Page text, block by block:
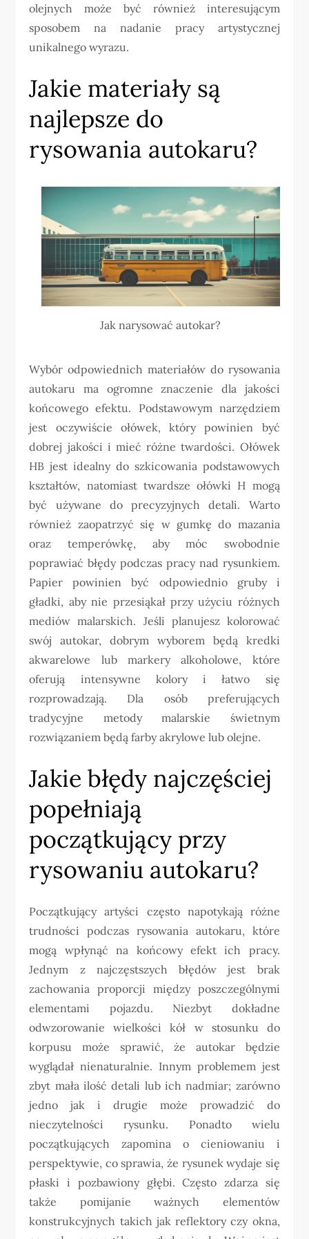
olejnych może być również interesującym
sposobem na nadanie pracy artystycznej
unikalnego wyrazu.
Jakie materiały są
najlepsze do
rysowania autokaru?
Jak narysować autokar?
Wybór odpowiednich materiałów do rysowania
autokaru ma ogromne znaczenie dla jakości
końcowego efektu. Podstawowym narzędziem
jest oczywiście ołówek, który powinien być
dobrej jakości i mieć różne twardości. Ołówek
HB jest idealny do szkicowania podstawowych
kształtów, natomiast twardsze ołówki H mogą
być używane do precyzyjnych detali. Warto
również zaopatrzyć się w gumkę do mazania
oraz temperówkę, aby móc swobodnie
poprawiać błędy podczas pracy nad rysunkiem.
Papier powinien być odpowiednio gruby i
gładki, aby nie przesiąkał przy użyciu różnych
mediów malarskich. Jeśli planujesz kolorować
swój autokar, dobrym wyborem będą kredki
akwarelowe lub markery alkoholowe, które
oferują intensywne kolory i łatwo się
rozprowadzają. Dla osób preferujących
tradycyjne metody malarskie świetnym
rozwiązaniem będą farby akrylowe lub olejne.
Jakie błędy najczęściej
popełniają
początkujący przy
rysowaniu autokaru?
Początkujący artyści często napotykają różne
trudności podczas rysowania autokaru, które
mogą wpłynąć na końcowy efekt ich pracy.
Jednym z najczęstszych błędów jest brak
zachowania proporcji między poszczególnymi
elementami pojazdu. Niezbyt dokładne
odwzorowanie wielkości kół w stosunku do
korpusu może sprawić, że autokar będzie
wyglądał nienaturalnie. Innym problemem jest
zbyt mała ilość detali lub ich nadmiar; zarówno
jedno jak i drugie może prowadzić do
nieczytelności rysunku. Ponadto wielu
początkujących zapomina o cieniowaniu i
perspektywie, co sprawia, że rysunek wydaje się
płaski i pozbawiony głębi. Często zdarza się
także pomijanie ważnych elementów
konstrukcyjnych takich jak reflektory czy okna,